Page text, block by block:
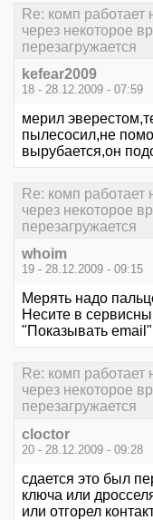
Re: комп
через некоторое
перезагружается
kefear2009
18 - 28.12.2009 - 07:59
мерил
пылесосил,не
вырубается,он
Re: комп
через некоторое
перезагружается
whoim
19 - 28.12.2009 - 09:15
Мерять надо
Несите в
"Показывать
Re: комп
через некоторое
перезагружается
cloctor
20 - 28.12.2009 - 09:28
сдается это был
ключа или
или отгорел